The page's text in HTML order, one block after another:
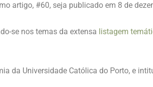
artigo, #60, seja publicado em 8 de
se nos temas da extensa listagem
da Universidade Católica do Porto, e